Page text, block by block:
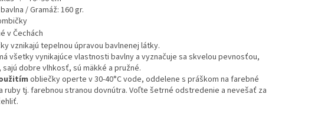
/ Gramáž: 160 gr.
v Čechách
vznikajú tepelnou úpravou bavlnenej látky.
všetky vynikajúce vlastnosti bavlny a vyznačuje sa skvelou pevnosťou,
dobre vlhkosť, sú mäkké a pružné.
obliečky operte v 30-40°C vode, oddelene s práškom na farebné
ruby tj. farebnou stranou dovnútra. Voľte šetrné odstredenie a nevešať za